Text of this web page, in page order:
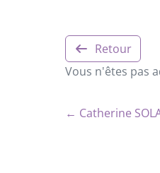
Retour
Vous n'êtes pas
← Catherine